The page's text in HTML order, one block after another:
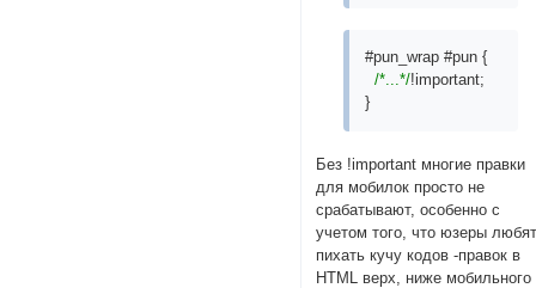
#pun_wrap #pun {
/*...*/!important;
}
Без !important многие правки
для мобилок просто не
срабатывают, особенно с
учетом того, что юзеры
пихать кучу кодов -правок в
HTML верх, ниже мобильного